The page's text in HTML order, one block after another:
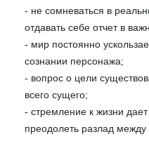
- не сомневаться в
отдавать себе отчет в
- мир постоянно
сознании персонажа;
- вопрос о цели
всего сущего;
- стремление к жизни
преодолеть разлад